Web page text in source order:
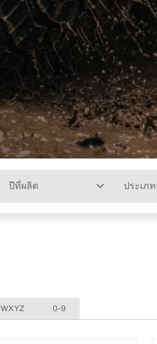
ปีที่ผลิต ประเภท
WXYZ 0-9